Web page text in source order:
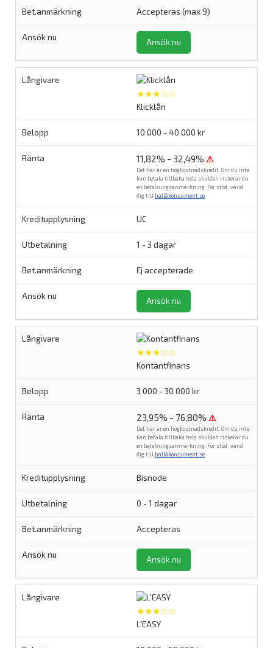
Accepteras (max 9)
Ansök nu
★★★☆☆
Klicklån
10 000 - 40 000 kr
11,82% - 32,49% ⚠
Det här är en högkostnadskredit. Om du inte
kan betala tillbaka hela skulden riskerar du
en betalningsanmärkning. För stöd, vänd
dig till hallåkonsument.se
UC
1 - 3 dagar
Ej accepterade
Ansök nu
★★★☆☆
Kontantfinans
3 000 - 30 000 kr
23,95% - 76,80% ⚠
Det här är en högkostnadskredit. Om du inte
kan betala tillbaka hela skulden riskerar du
en betalningsanmärkning. För stöd, vänd
dig till hallåkonsument.se
Bisnode
0 - 1 dagar
Accepteras
Ansök nu
★★★☆☆
L'EASY